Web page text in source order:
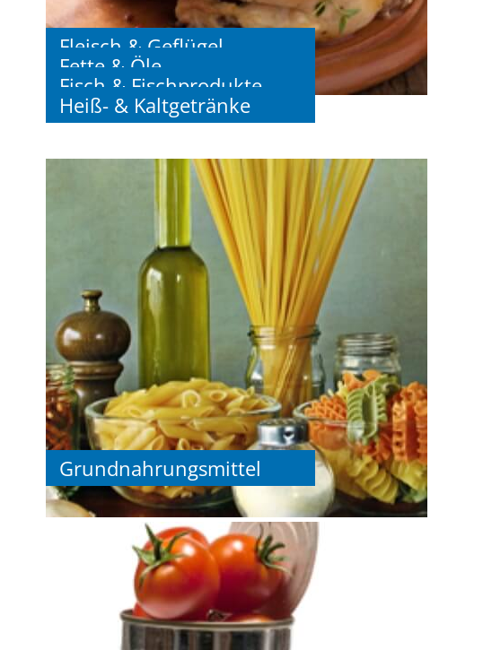
Fleisch & Geflügel
Fette & Öle
Fisch & Fischprodukte
Heiß- & Kaltgetränke
Grundnahrungsmittel